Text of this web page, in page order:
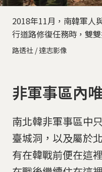
2018年11月，南韓軍人
行道路修復任務時，雙
路透社 / 達志影像
非軍事區內
南北韓非軍事區中
臺城洞，以及屬於
有在韓戰前便在這